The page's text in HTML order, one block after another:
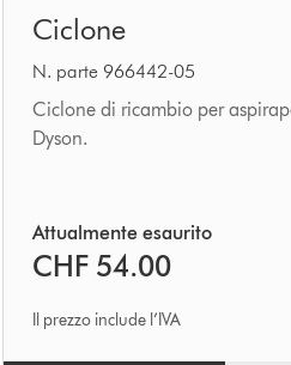
Ciclone
N. parte 966442-05
Ciclone di ricambio per
Dyson.
Attualmente esaurito
CHF 54.00
Il prezzo include l’IVA